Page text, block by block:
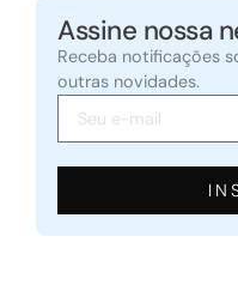
Assine nossa
Receba notificações
outras novidades.